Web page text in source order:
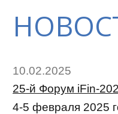
10.02.2025
25-й Форум iFin-
4-5 февраля 2025